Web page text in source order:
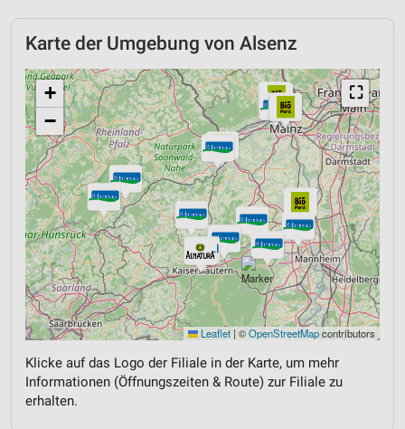
Karte der Umgebung von Alsenz
⛶
+
−
Leaflet | ©OpenStreetMapcontributors
Klicke auf das Logo der Filiale in der Karte, um mehr
Informationen (Öffnungszeiten & Route) zur Filiale zu
erhalten.